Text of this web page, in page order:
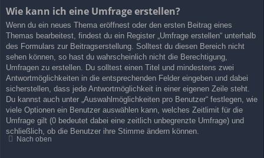
Wie kann ich eine Umfrage erstellen?
Wenn du ein neues Thema eröffnest oder den ersten Beitrag eines
Themas bearbeitest, findest du ein Register „Umfrage erstellen“ unterhalb
des Formulars zur Beitragserstellung. Solltest du diesen Bereich nicht
sehen können, so hast du wahrscheinlich nicht die Berechtigung,
Umfragen zu erstellen. Du solltest einen Titel und mindestens zwei
Antwortmöglichkeiten in die entsprechenden Felder eingeben und dabei
sicherstellen, dass jede Antwortmöglichkeit in einer eigenen Zeile steht.
Du kannst auch unter „Auswahlmöglichkeiten pro Benutzer“ festlegen, wie
viele Optionen ein Benutzer auswählen kann, welches Zeitlimit für die
Umfrage gilt (0 bedeutet dabei eine zeitlich unbegrenzte Umfrage) und
schließlich, ob die Benutzer ihre Stimme ändern können.
Nach oben